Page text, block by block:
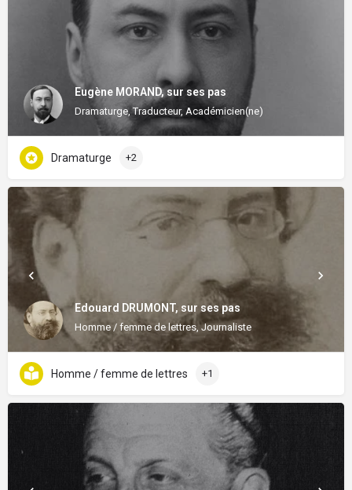
Eugène MORAND, sur ses pas
Dramaturge, Traducteur, Académicien(ne)
Dramaturge +2
Edouard DRUMONT, sur ses pas
Homme / femme de lettres, Journaliste
Homme / femme de lettres +1